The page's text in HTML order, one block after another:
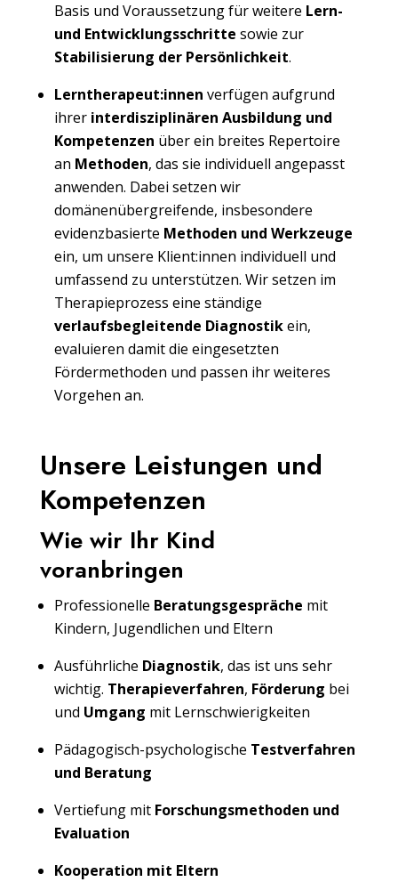
Basis und Voraussetzung für weitere Lern-
und Entwicklungsschritte sowie zur
Stabilisierung der Persönlichkeit.
Lerntherapeut:innen verfügen aufgrund
ihrer interdisziplinären Ausbildung und
Kompetenzen über ein breites Repertoire
an Methoden, das sie individuell angepasst
anwenden. Dabei setzen wir
domänenübergreifende, insbesondere
evidenzbasierte Methoden und Werkzeuge
ein, um unsere Klient:innen individuell und
umfassend zu unterstützen. Wir setzen im
Therapieprozess eine ständige
verlaufsbegleitende Diagnostikein,
evaluieren damit die eingesetzten
Fördermethoden und passen ihr weiteres
Vorgehen an.
Unsere Leistungen und
Kompetenzen
Wie wir Ihr Kind
voranbringen
Professionelle Beratungsgespräche mit
Kindern, Jugendlichen und Eltern
Ausführliche Diagnostik, das ist uns sehr
wichtig. Therapieverfahren, Förderung bei
und Umgang mit Lernschwierigkeiten
Pädagogisch-psychologische Testverfahren
und Beratung
Vertiefung mit Forschungsmethoden und
Evaluation
Kooperation mit Eltern